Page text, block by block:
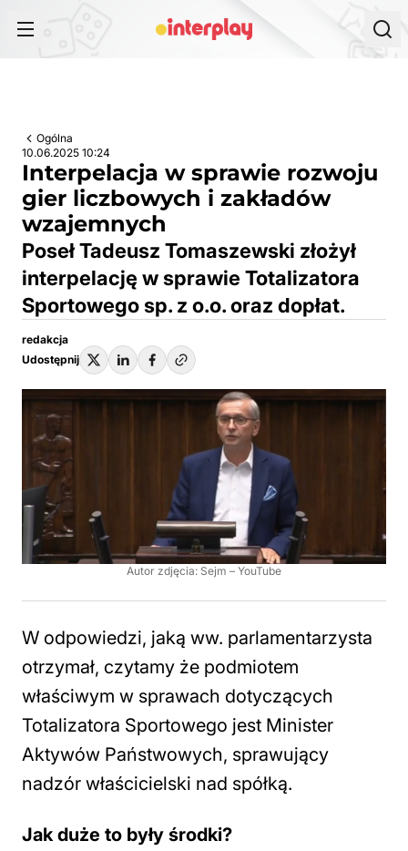
Ogólna
10.06.2025 10:24
Interpelacja w sprawie rozwoju
gier liczbowych i zakładów
wzajemnych
Poseł Tadeusz Tomaszewski złożył
interpelację w sprawie Totalizatora
Sportowego sp. z o.o. oraz dopłat.
redakcja
Udostępnij
Autor zdjęcia: Sejm – YouTube
W odpowiedzi, jaką ww. parlamentarzysta
otrzymał, czytamy że podmiotem
właściwym w sprawach dotyczących
Totalizatora Sportowego jest Minister
Aktywów Państwowych, sprawujący
nadzór właścicielski nad spółką.
Jak duże to były środki?